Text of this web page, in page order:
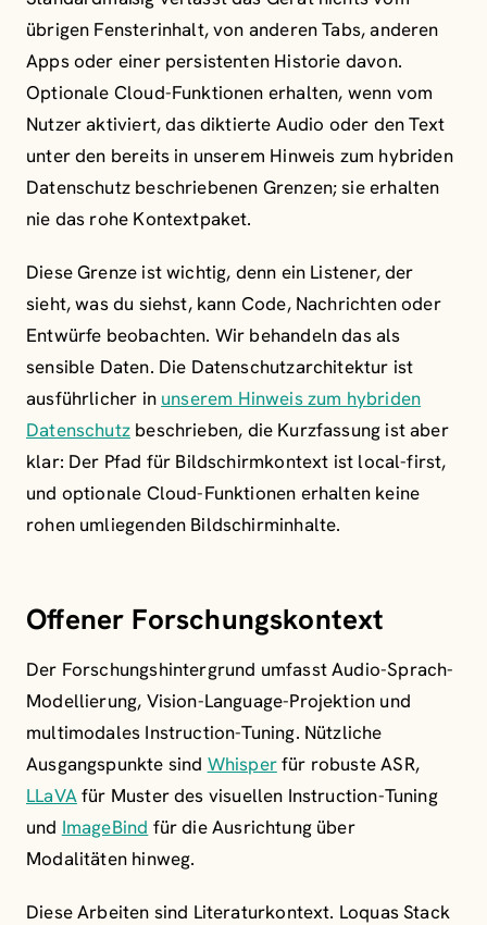
übrigen Fensterinhalt, von anderen Tabs, anderen
Apps oder einer persistenten Historie davon.
Optionale Cloud-Funktionen erhalten, wenn vom
Nutzer aktiviert, das diktierte Audio oder den Text
unter den bereits in unserem Hinweis zum hybriden
Datenschutz beschriebenen Grenzen; sie erhalten
nie das rohe Kontextpaket.
Diese Grenze ist wichtig, denn ein Listener, der
sieht, was du siehst, kann Code, Nachrichten oder
Entwürfe beobachten. Wir behandeln das als
sensible Daten. Die Datenschutzarchitektur ist
ausführlicher in unserem Hinweis zum hybriden
Datenschutzbeschrieben, die Kurzfassung ist aber
klar: Der Pfad für Bildschirmkontext ist local-first,
und optionale Cloud-Funktionen erhalten keine
rohen umliegenden Bildschirminhalte.
Offener Forschungskontext
Der Forschungshintergrund umfasst Audio-Sprach-
Modellierung, Vision-Language-Projektion und
multimodales Instruction-Tuning. Nützliche
Ausgangspunkte sind Whisperfür robuste ASR,
LLaVAfür Muster des visuellen Instruction-Tuning
und ImageBind für die Ausrichtung über
Modalitäten hinweg.
Diese Arbeiten sind Literaturkontext. Loquas Stack